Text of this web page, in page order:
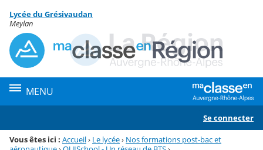
Menu de la rubrique
Contenu
Lycée du Grésivaudan
Meylan
MENU
Se connecter
Vous êtes ici : Accueil› Le lycée› Nos formations post-bac et